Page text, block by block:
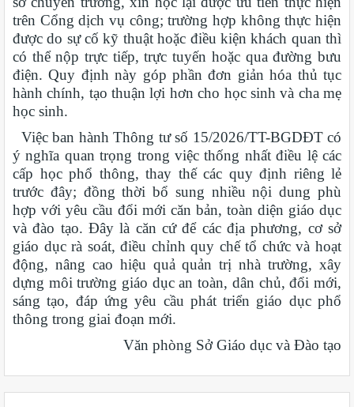
trên Cổng dịch vụ công; trường hợp không thực hiện
được do sự cố kỹ thuật hoặc điều kiện khách quan thì
có thể nộp trực tiếp, trực tuyến hoặc qua đường bưu
điện. Quy định này góp phần đơn giản hóa thủ tục
hành chính, tạo thuận lợi hơn cho học sinh và cha mẹ
học sinh.
Việc ban hành Thông tư số 15/2026/TT-BGDĐT có
ý nghĩa quan trọng trong việc thống nhất điều lệ các
cấp học phổ thông, thay thế các quy định riêng lẻ
trước đây; đồng thời bổ sung nhiều nội dung phù
hợp với yêu cầu đổi mới căn bản, toàn diện giáo dục
và đào tạo. Đây là căn cứ để các địa phương, cơ sở
giáo dục rà soát, điều chỉnh quy chế tổ chức và hoạt
động, nâng cao hiệu quả quản trị nhà trường, xây
dựng môi trường giáo dục an toàn, dân chủ, đổi mới,
sáng tạo, đáp ứng yêu cầu phát triển giáo dục phổ
thông trong giai đoạn mới.
Văn phòng Sở Giáo dục và Đào tạo